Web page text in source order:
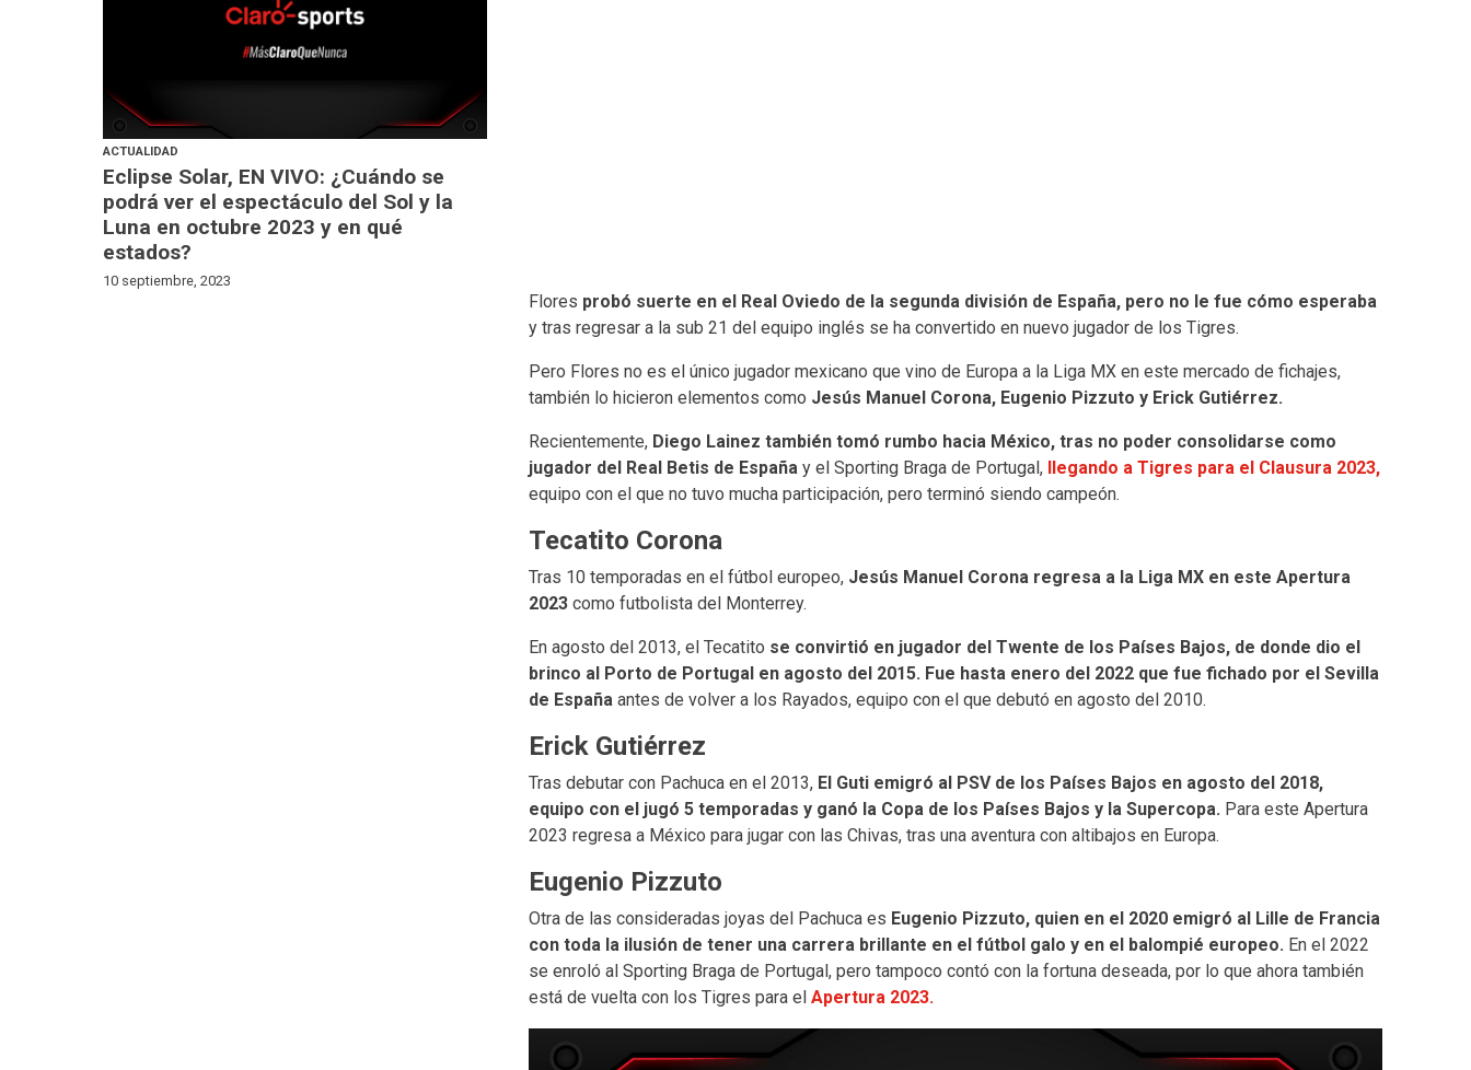
ACTUALIDAD
Eclipse Solar, EN VIVO: ¿Cuándo se
podrá ver el espectáculo del Sol y la
Luna en octubre 2023 y en qué
estados?
10 septiembre, 2023
Flores probó suerte en el Real Oviedo de la segunda división de España, pero no le fue cómo esperaba
y tras regresar a la sub 21 del equipo inglés se ha convertido en nuevo jugador de los Tigres.
Pero Flores no es el único jugador mexicano que vino de Europa a la Liga MX en este mercado de fichajes,
también lo hicieron elementos como Jesús Manuel Corona, Eugenio Pizzuto y Erick Gutiérrez.
Recientemente, Diego Lainez también tomó rumbo hacia México, tras no poder consolidarse como
jugador del Real Betis de Españay el Sporting Braga de Portugal, llegando a Tigres para el Clausura 2023,
equipo con el que no tuvo mucha participación, pero terminó siendo campeón.
Tecatito Corona
Tras 10 temporadas en el fútbol europeo, Jesús Manuel Corona regresa a la Liga MX en este Apertura
2023como futbolista del Monterrey.
En agosto del 2013, el Tecatito se convirtió en jugador del Twente de los Países Bajos, de donde dio el
brinco al Porto de Portugal en agosto del 2015. Fue hasta enero del 2022 que fue fichado por el Sevilla
de Españaantes de volver a los Rayados, equipo con el que debutó en agosto del 2010.
Erick Gutiérrez
Tras debutar con Pachuca en el 2013, El Guti emigró al PSV de los Países Bajos en agosto del 2018,
equipo con el jugó 5 temporadas y ganó la Copa de los Países Bajos y la Supercopa. Para este Apertura
2023 regresa a México para jugar con las Chivas, tras una aventura con altibajos en Europa.
Eugenio Pizzuto
Otra de las consideradas joyas del Pachuca es Eugenio Pizzuto, quien en el 2020 emigró al Lille de Francia
con toda la ilusión de tener una carrera brillante en el fútbol galo y en el balompié europeo. En el 2022
se enroló al Sporting Braga de Portugal, pero tampoco contó con la fortuna deseada, por lo que ahora también
está de vuelta con los Tigres para el Apertura 2023.